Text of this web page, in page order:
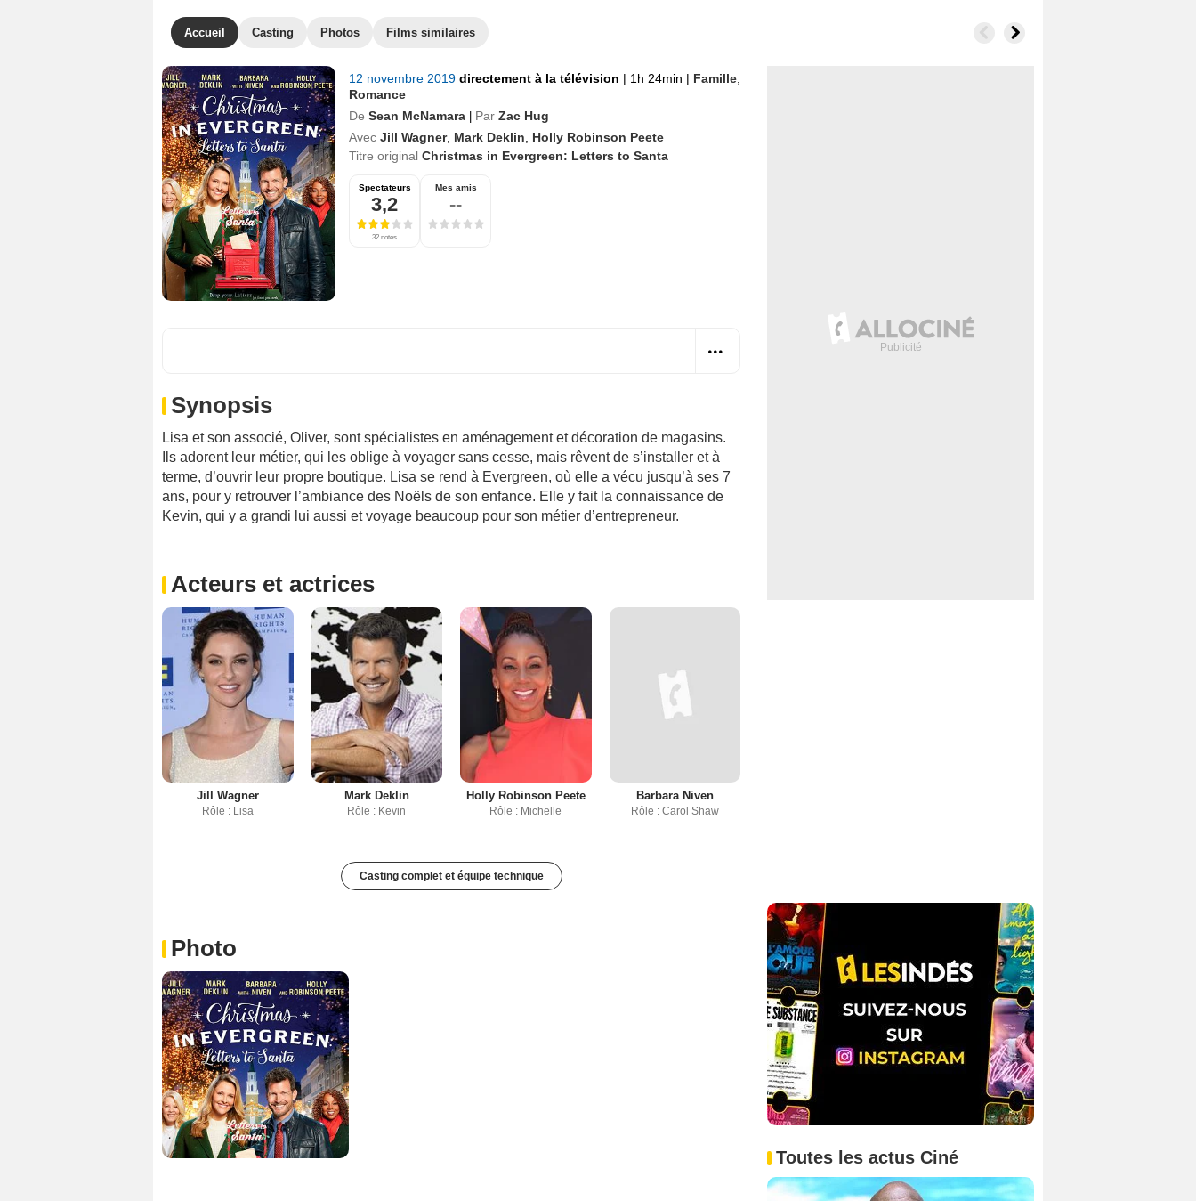
Accueil Casting Photos Films similaires
12 novembre 2019 directement à la télévision | 1h 24min | Famille
Romance
De Sean McNamara Par Zac Hug
Avec Jill Wagner, Mark Deklin
Holly Robinson Peete
Titre original Christmas in Evergreen: Letters to Santa
Spectateurs
3,2
32 notes
Mes amis
--
Synopsis
Lisa et son associé, Oliver, sont spécialistes en aménagement et décoration de magasins.
Ils adorent leur métier, qui les oblige à voyager sans cesse, mais rêvent de s’installer et à
terme, d’ouvrir leur propre boutique. Lisa se rend à Evergreen, où elle a vécu jusqu’à ses 7
ans, pour y retrouver l’ambiance des Noëls de son enfance. Elle y fait la connaissance de
Kevin, qui y a grandi lui aussi et voyage beaucoup pour son métier d’entrepreneur.
Acteurs et actrices
Jill Wagner
Rôle : Lisa
Mark Deklin
Rôle : Kevin
Holly Robinson Peete
Rôle : Michelle
Barbara Niven
Rôle : Carol Shaw
Casting complet et équipe technique
Photo
Toutes les actus Ciné